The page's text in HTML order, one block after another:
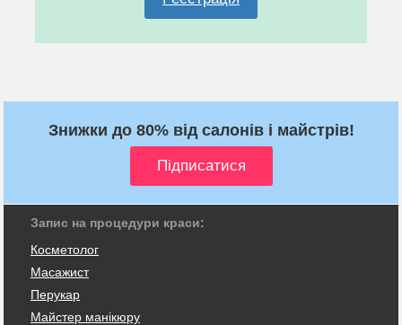
Знижки до 80% від салонів і майстрів!
Запис на процедури краси:
Косметолог
Масажист
Перукар
Майстер манікюру